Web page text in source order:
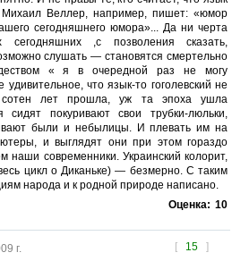
Михаил Веллер, например, пишет: «юмор
сегодняшнего юмора»... Да ни черта
сегодняшних ,с позволения сказать,
слушать — становятся смертельно
« я в очередной раз не могу
что язык-то гоголевский не
сотен лет прошла, уж та эпоха ушла
сидят покуривают свои трубки-люльки,
были и небылицы. И плевать им на
и выглядят они при этом гораздо
современники. Украинский колорит,
цикл о Диканьке) — безмерно. С таким
народа и к родной природе написано.
Оценка: 10
[ 15 ]
г.